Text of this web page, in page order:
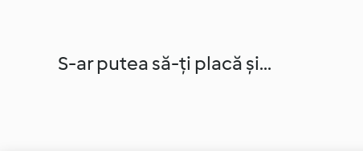
S-ar putea să-ți placă și...